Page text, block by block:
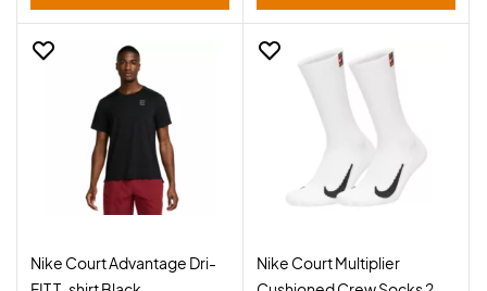
Nike Court Advantage Dri-
Nike Court Multiplier